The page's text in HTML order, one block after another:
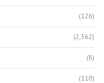
(126)
(2,362)
(8)
(110)